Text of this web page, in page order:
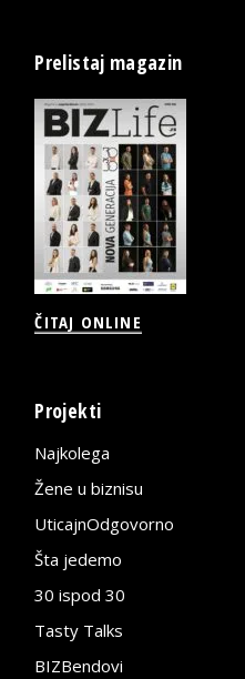
Prelistaj magazin
ČITAJ ONLINE
Projekti
Najkolega
Žene u biznisu
UticajnOdgovorno
Šta jedemo
30 ispod 30
Tasty Talks
BIZBendovi